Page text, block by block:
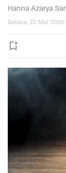
Hanna Azarya
Selasa, 22 Mar 2016